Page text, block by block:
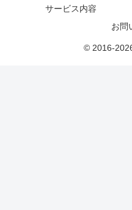
サービス内容
お問
© 2016-